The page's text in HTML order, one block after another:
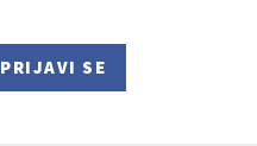
PRIJAVI SE